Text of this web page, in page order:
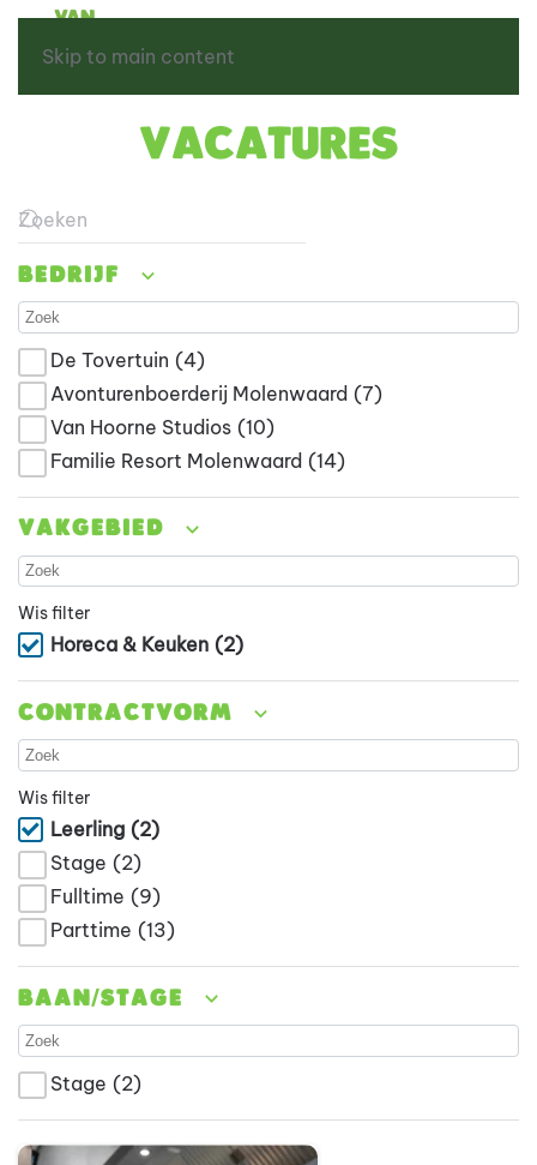
Skip to main content
Vacatures
Bedrijf
De Tovertuin (4)
Avonturenboerderij Molenwaard (7)
Van Hoorne Studios (10)
Familie Resort Molenwaard (14)
Vakgebied
Wis filter
Horeca & Keuken (2)
Contractvorm
Wis filter
Leerling (2)
Stage (2)
Fulltime (9)
Parttime (13)
Baan/stage
Stage (2)